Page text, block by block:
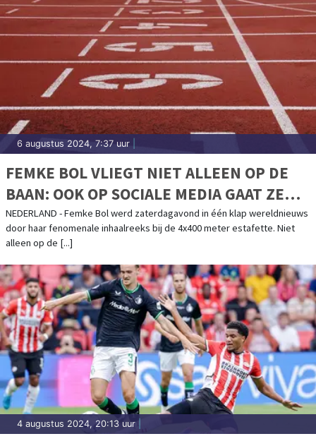
6 augustus 2024, 7:37 uur
FEMKE BOL VLIEGT NIET ALLEEN OP DE
BAAN: OOK OP SOCIALE MEDIA GAAT ZE
KEIHARD
NEDERLAND - Femke Bol werd zaterdagavond in één klap wereldnieuws
door haar fenomenale inhaalreeks bij de 4x400 meter estafette. Niet
alleen op de [...]
4 augustus 2024, 20:13 uur|